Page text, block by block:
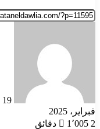
19 فبراير، 2025
فبراير، 2025
1٬005 2 دقائق